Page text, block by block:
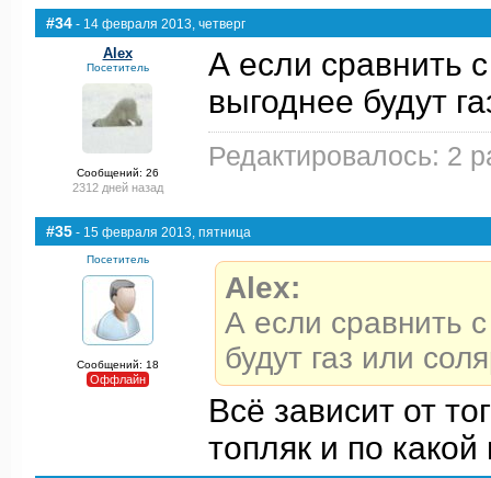
#34 - 14 февраля 2013, четверг
Alex
Посетитель
Сообщений: 26
2312 дней назад
А если сравнить
выгоднее будут
Редактировалось: 2
#35 - 15 февраля 2013, пятница
Посетитель
Сообщений: 18
Оффлайн
Alex:
А если сравнить
будут газ или
Всё зависит от
топляк и по какой